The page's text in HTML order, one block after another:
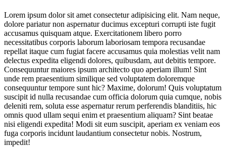
Lorem ipsum dolor sit amet consectetur adipisicing elit. Nam neque,
dolore pariatur non aspernatur ducimus excepturi corrupti iste fugit
accusamus quisquam atque. Exercitationem libero porro
necessitatibus corporis laborum laboriosam tempora recusandae
repellat itaque cum fugiat facere accusamus quia molestias velit nam
delectus expedita eligendi dolores, quibusdam, aut debitis tempore.
Consequuntur maiores ipsum architecto quo aperiam illum! Sint
unde rem praesentium similique sed voluptatem doloremque
consequuntur tempore sunt hic? Maxime, dolorum! Quis voluptatum
suscipit id nulla recusandae cum officia dolorum quia cumque, nobis
deleniti rem, soluta esse aspernatur rerum perferendis blanditiis, hic
omnis quod ullam sequi enim et praesentium aliquam? Sint beatae
nisi eligendi expedita! Modi sit eum suscipit, aperiam ex veniam eos
fuga corporis incidunt laudantium consectetur nobis. Nostrum,
impedit!